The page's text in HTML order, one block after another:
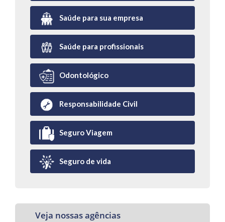
Saúde para sua empresa
Saúde para profissionais
Odontológico
Responsabilidade Civil
Seguro Viagem
Seguro de vida
Veja nossas agências